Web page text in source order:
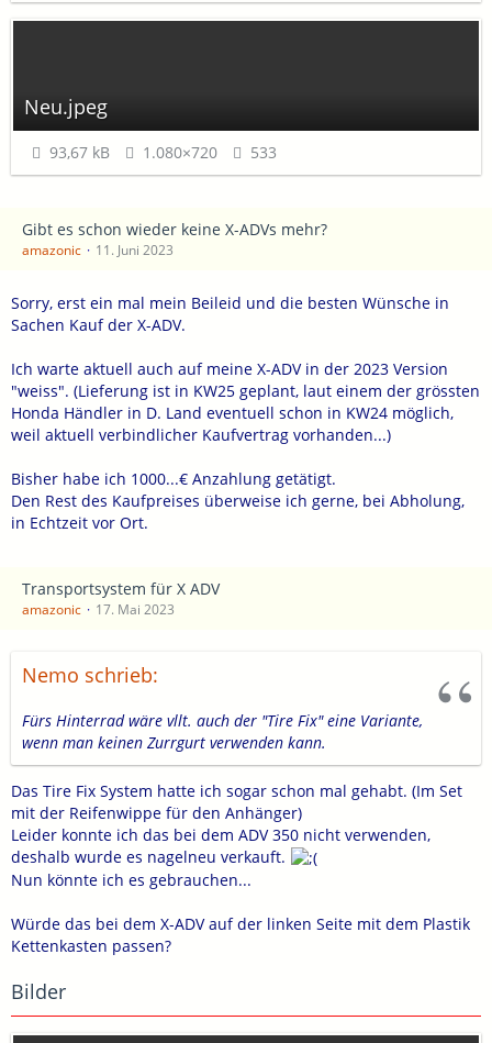
Neu.jpeg
93,67 kB 1.080×720 533
Gibt es schon wieder keine X-ADVs mehr?
amazonic 11. Juni 2023
Sorry, erst ein mal mein Beileid und die besten Wünsche in
Sachen Kauf der X-ADV.
Ich warte aktuell auch auf meine X-ADV in der 2023 Version
"weiss". (Lieferung ist in KW25 geplant, laut einem der grössten
Honda Händler in D. Land eventuell schon in KW24 möglich,
weil aktuell verbindlicher Kaufvertrag vorhanden...)
Bisher habe ich 1000...€ Anzahlung getätigt.
Den Rest des Kaufpreises überweise ich gerne, bei Abholung,
in Echtzeit vor Ort.
Transportsystem für X ADV
amazonic 17. Mai 2023
Nemo schrieb:
Fürs Hinterrad wäre vllt. auch der "Tire Fix" eine Variante,
wenn man keinen Zurrgurt verwenden kann.
Das Tire Fix System hatte ich sogar schon mal gehabt. (Im Set
mit der Reifenwippe für den Anhänger)
Leider konnte ich das bei dem ADV 350 nicht verwenden,
deshalb wurde es nagelneu verkauft.
Nun könnte ich es gebrauchen...
Würde das bei dem X-ADV auf der linken Seite mit dem Plastik
Kettenkasten passen?
Bilder